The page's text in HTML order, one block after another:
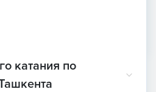
катания по